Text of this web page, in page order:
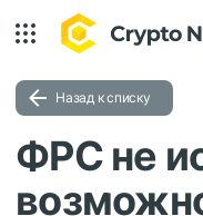
Назад к списку
ФРС не